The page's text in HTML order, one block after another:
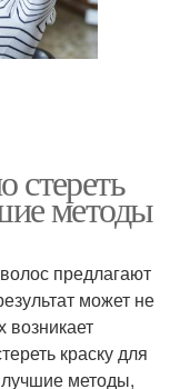
стереть
методы
предлагают
может не
возникает
краску для
методы,